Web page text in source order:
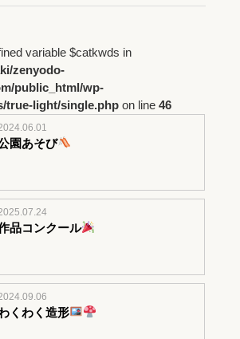
variable $catkwds in
zenyodo-
public_html/wp-
true-light/single.phpon line 46
園あそび
品コンクール
くわく造形